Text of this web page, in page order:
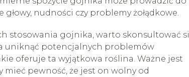
nudności czy problemy żołądkowe.
stosowania gojnika, warto skonsultować
uniknąć potencjalnych problemów
oferuje ta wyjątkowa roślina. Ważne jest
mieć pewność, że jest on wolny od